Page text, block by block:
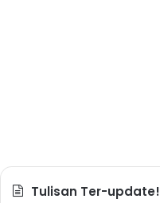
Tulisan Ter-update!